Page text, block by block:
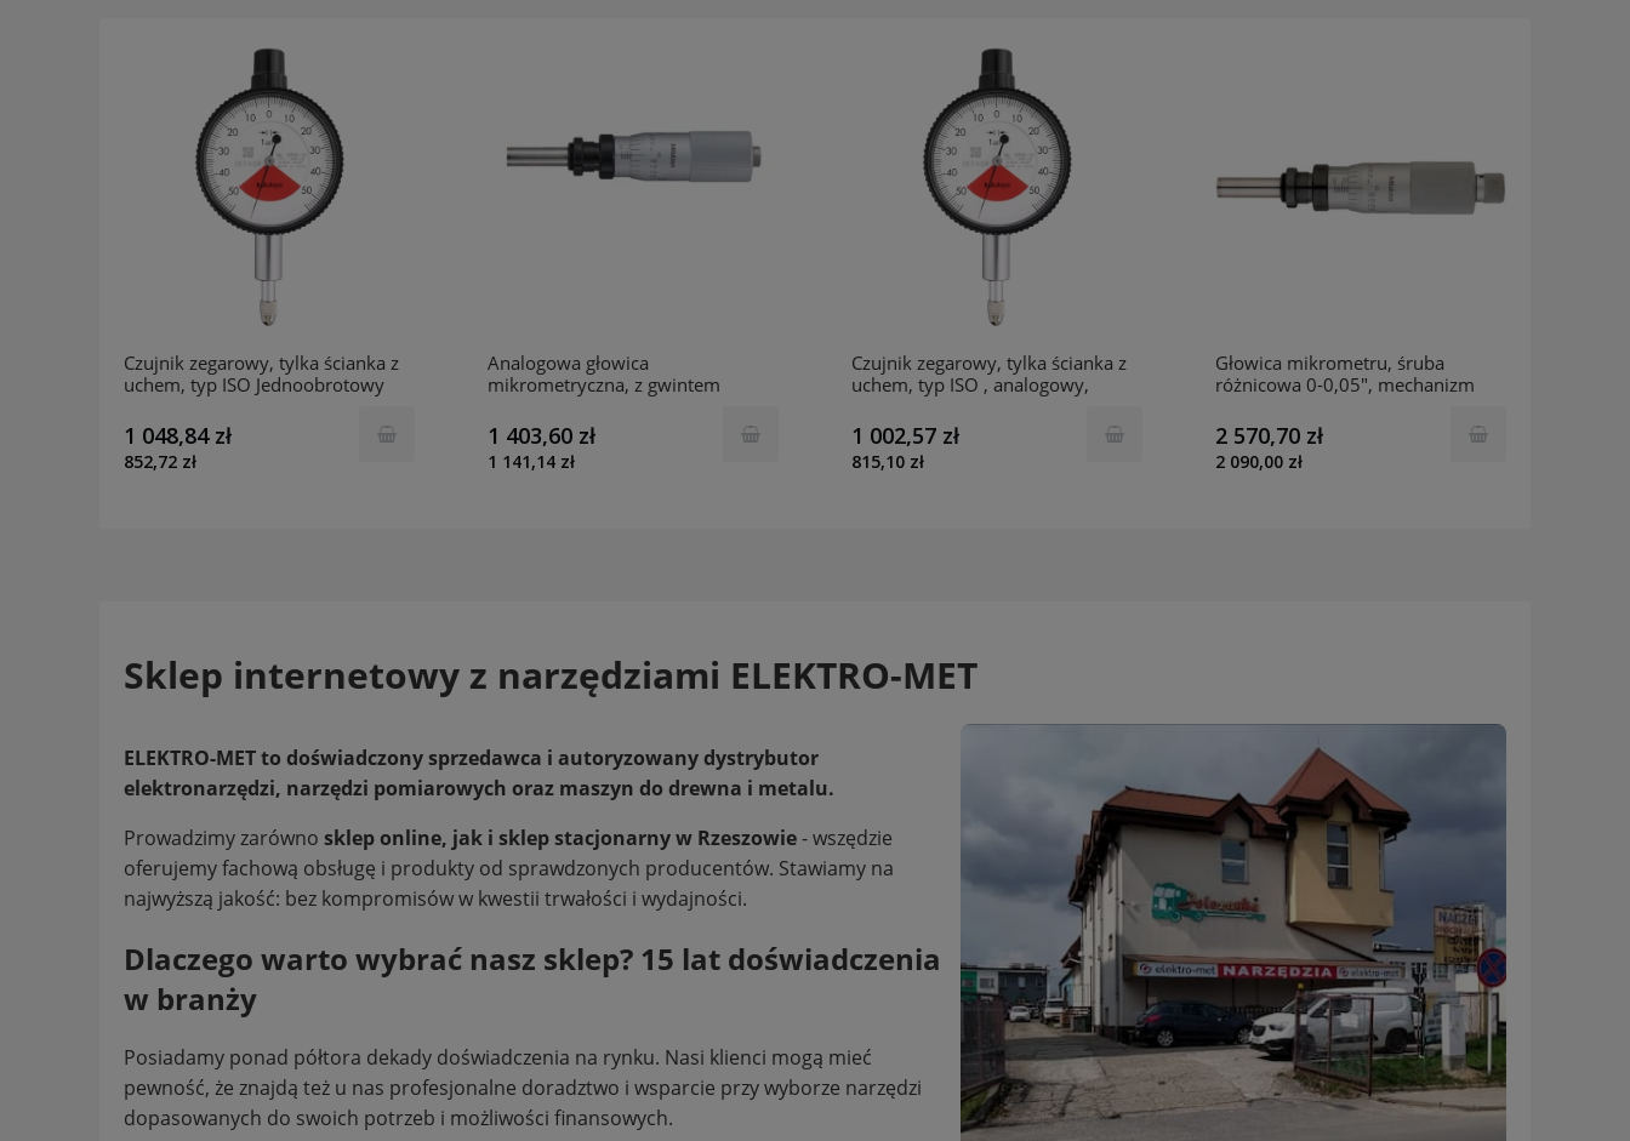
Czujnik zegarowy, tylka ścianka z
uchem, typ ISO Jednoobrotowy
0,001mm Mitutoyo 1900A-72
1 048,84 zł
852,72 zł
Analogowa głowica
mikrometryczna, z gwintem
różnicowy 110-115-10 Mitutoyo
1 403,60 zł
1 141,14 zł
Czujnik zegarowy, tylka ścianka z
uchem, typ ISO , analogowy,
Mitutoyo 1900A-10
1 002,57 zł
815,10 zł
Głowica mikrometru, śruba
różnicowa 0-0,05", mechanizm
2 570,70 zł
2 090,00 zł
Sklep internetowy z narzędziami ELEKTRO-MET
ELEKTRO-MET to doświadczony sprzedawca i autoryzowany dystrybutor
elektronarzędzi, narzędzi pomiarowych oraz maszyn do drewna i metalu.
Prowadzimy zarówno sklep online, jak i sklep stacjonarny w Rzeszowie- wszędzie
oferujemy fachową obsługę i produkty od sprawdzonych producentów. Stawiamy na
najwyższą jakość: bez kompromisów w kwestii trwałości i wydajności.
Dlaczego warto wybrać nasz sklep? 15 lat doświadczenia
w branży
Posiadamy ponad półtora dekady doświadczenia na rynku. Nasi klienci mogą mieć
pewność, że znajdą też u nas profesjonalne doradztwo i wsparcie przy wyborze narzędzi
dopasowanych do swoich potrzeb i możliwości finansowych.